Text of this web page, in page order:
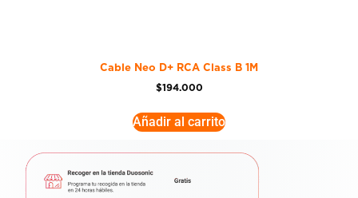
Cable Neo D+ RCA Class B 1M
$194.000
Añadir al carrito